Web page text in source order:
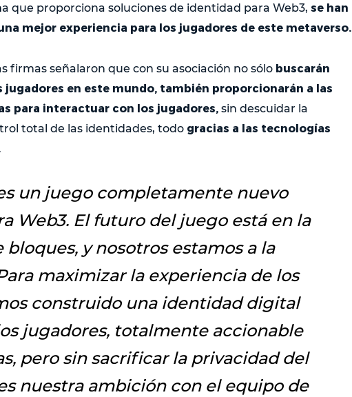
que proporciona soluciones de identidad para Web3, se han
mejor experiencia para los jugadores de este metaverso.
firmas señalaron que con su asociación no sólo buscarán
jugadores en este mundo, también proporcionarán a las
para interactuar con los jugadores, sin descuidar la
total de las identidades, todo gracias a las tecnologías
un juego completamente nuevo
Web3. El futuro del juego está en la
bloques, y nosotros estamos a la
maximizar la experiencia de los
construido una identidad digital
jugadores, totalmente accionable
pero sin sacrificar la privacidad del
nuestra ambición con el equipo de